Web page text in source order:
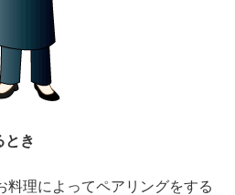
とき
料理によってペアリングをする